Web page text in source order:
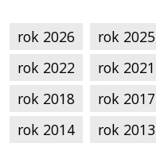
rok 2026 rok 2025
rok 2022
rok 2021
rok 2018
rok 2017
rok 2014
rok 2013